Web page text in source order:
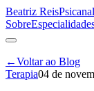
Beatriz Reis
Sobre
←Voltar ao Blog
Terapia04 de